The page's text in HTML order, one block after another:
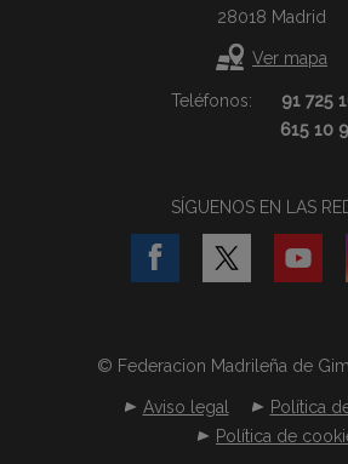
28018 Madrid
Ver mapa
Teléfonos:
91 725
615 10
SÍGUENOS EN LAS
© Federacion Madrileña de
Aviso legal
Política
Política de